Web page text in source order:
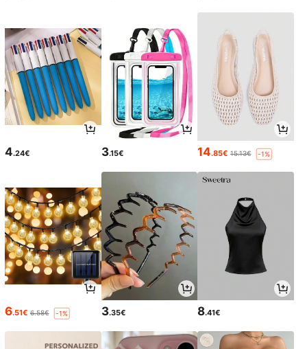
4.24€ 3.15€ 14.85€ 15.13€ -1%
6.51€ 6.58€ -1% 3.35€ 8.41€